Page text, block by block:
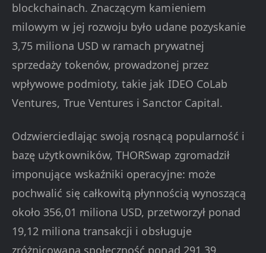
blockchainach. Znaczącym kamieniem
milowym w jej rozwoju było udane pozyskanie
3,75 miliona USD w ramach prywatnej
sprzedaży tokenów, prowadzonej przez
wpływowe podmioty, takie jak IDEO CoLab
Ventures, True Ventures i Sanctor Capital.
Odzwierciedlając swoją rosnącą popularność i
bazę użytkowników, THORSwap zgromadził
imponujące wskaźniki operacyjne: może
pochwalić się całkowitą płynnością wynoszącą
około 356,01 miliona USD, przetworzył ponad
19,12 miliona transakcji i obsługuje
zróżnicowaną społeczność ponad 291,39